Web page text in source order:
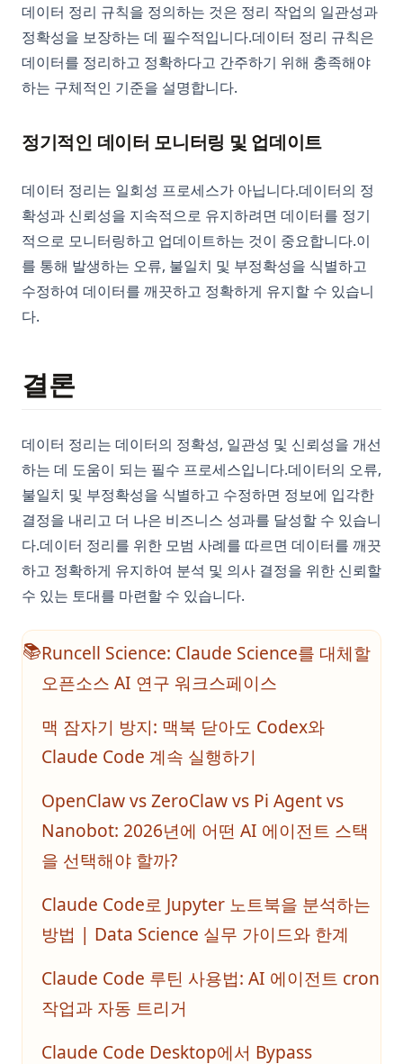
데이터 정리 규칙을 정의하는 것은 정리 작업의 일관성과
정확성을 보장하는 데 필수적입니다.데이터 정리 규칙은
데이터를 정리하고 정확하다고 간주하기 위해 충족해야
하는 구체적인 기준을 설명합니다.
정기적인 데이터 모니터링 및 업데이트
데이터 정리는 일회성 프로세스가 아닙니다.데이터의 정
확성과 신뢰성을 지속적으로 유지하려면 데이터를 정기
적으로 모니터링하고 업데이트하는 것이 중요합니다.이
를 통해 발생하는 오류, 불일치 및 부정확성을 식별하고
수정하여 데이터를 깨끗하고 정확하게 유지할 수 있습니
다.
결론
데이터 정리는 데이터의 정확성, 일관성 및 신뢰성을 개선
하는 데 도움이 되는 필수 프로세스입니다.데이터의 오류,
불일치 및 부정확성을 식별하고 수정하면 정보에 입각한
결정을 내리고 더 나은 비즈니스 성과를 달성할 수 있습니
다.데이터 정리를 위한 모범 사례를 따르면 데이터를 깨끗
하고 정확하게 유지하여 분석 및 의사 결정을 위한 신뢰할
수 있는 토대를 마련할 수 있습니다.
📚Runcell Science: Claude Science를 대체할
오픈소스 AI 연구 워크스페이스
맥 잠자기 방지: 맥북 닫아도 Codex와
Claude Code 계속 실행하기
OpenClaw vs ZeroClaw vs Pi Agent vs
Nanobot: 2026년에 어떤 AI 에이전트 스택
을 선택해야 할까?
Claude Code로 Jupyter 노트북을 분석하는
방법 | Data Science 실무 가이드와 한계
Claude Code 루틴 사용법: AI 에이전트 cron
작업과 자동 트리거
Claude Code Desktop에서 Bypass